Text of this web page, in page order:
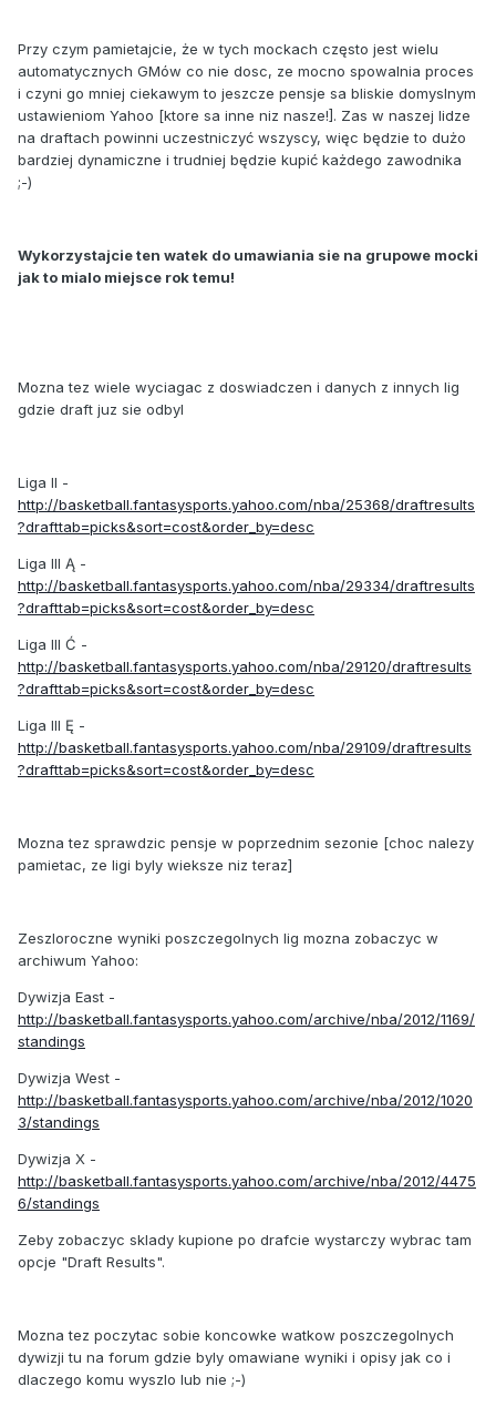
Przy czym pamietajcie, że w tych mockach często jest wielu
automatycznych GMów co nie dosc, ze mocno spowalnia proces
i czyni go mniej ciekawym to jeszcze pensje sa bliskie domyslnym
ustawieniom Yahoo [ktore sa inne niz nasze!]. Zas w naszej lidze
na draftach powinni uczestniczyć wszyscy, więc będzie to dużo
bardziej dynamiczne i trudniej będzie kupić każdego zawodnika
;-)
Wykorzystajcie ten watek do umawiania sie na grupowe mocki
jak to mialo miejsce rok temu!
Mozna tez wiele wyciagac z doswiadczen i danych z innych lig
gdzie draft juz sie odbyl
Liga II -
http://basketball.fantasysports.yahoo.com/nba/25368/draftresults
?drafttab=picks&sort=cost&order_by=desc
Liga III Ą -
http://basketball.fantasysports.yahoo.com/nba/29334/draftresults
?drafttab=picks&sort=cost&order_by=desc
Liga III Ć -
http://basketball.fantasysports.yahoo.com/nba/29120/draftresults
?drafttab=picks&sort=cost&order_by=desc
Liga III Ę -
http://basketball.fantasysports.yahoo.com/nba/29109/draftresults
?drafttab=picks&sort=cost&order_by=desc
Mozna tez sprawdzic pensje w poprzednim sezonie [choc nalezy
pamietac, ze ligi byly wieksze niz teraz]
Zeszloroczne wyniki poszczegolnych lig mozna zobaczyc w
archiwum Yahoo:
Dywizja East -
http://basketball.fantasysports.yahoo.com/archive/nba/2012/1169/
standings
Dywizja West -
http://basketball.fantasysports.yahoo.com/archive/nba/2012/1020
3/standings
Dywizja X -
http://basketball.fantasysports.yahoo.com/archive/nba/2012/4475
6/standings
Zeby zobaczyc sklady kupione po drafcie wystarczy wybrac tam
opcje "Draft Results".
Mozna tez poczytac sobie koncowke watkow poszczegolnych
dywizji tu na forum gdzie byly omawiane wyniki i opisy jak co i
dlaczego komu wyszlo lub nie ;-)